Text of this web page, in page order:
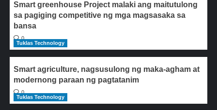
Smart greenhouse Project malaki ang maitutulong
sa pagiging competitive ng mga magsasaka sa
bansa
0
Tuklas Technology
Smart agriculture, nagsusulong ng maka-agham at
modernong paraan ng pagtatanim
0
Tuklas Technology